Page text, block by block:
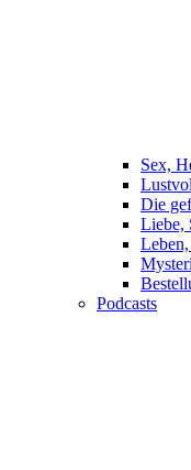
Sex,
Die
Liebe,
Podcasts